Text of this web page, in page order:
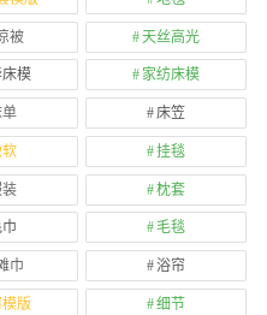
被 天丝高光
模 家纺床模
床笠
挂毯
装 枕套
毛毯
巾 浴帘
版 细节